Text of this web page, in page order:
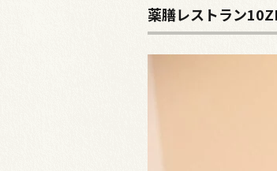
薬膳レストラン